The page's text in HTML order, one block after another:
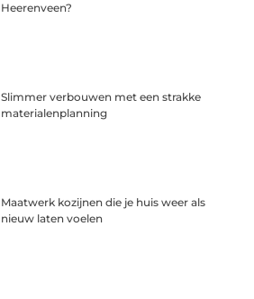
Heerenveen?
Slimmer verbouwen met een strakke
materialenplanning
Maatwerk kozijnen die je huis weer als
nieuw laten voelen